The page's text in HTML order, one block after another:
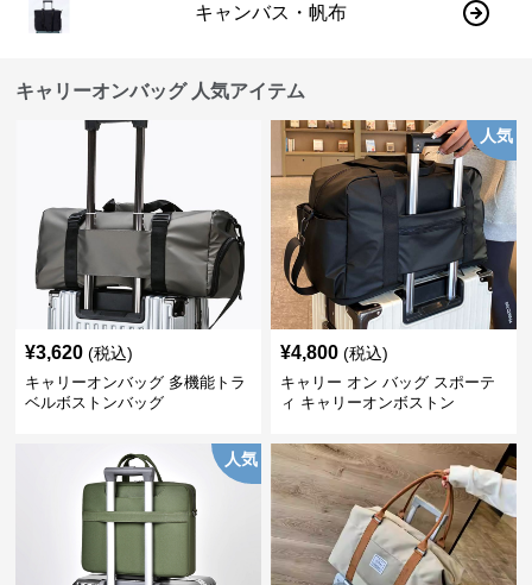
キャンバス・帆布
キャリーオンバッグ 人気アイテム
¥3,620 (税込)
キャリーオンバッグ 多機能トラ
ベルボストンバッグ
人気
¥4,800 (税込)
キャリー オン バッグ スポーテ
ィ キャリーオンボストン
人気